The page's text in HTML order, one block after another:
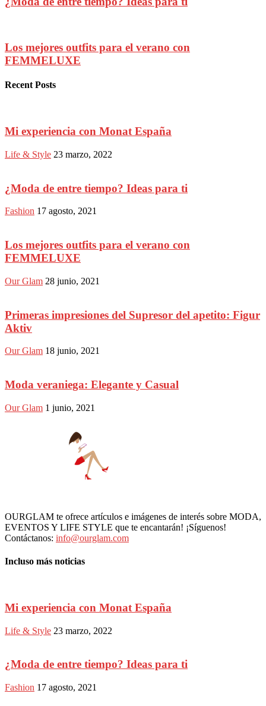
Los mejores outfits para el verano con
FEMMELUXE
Recent Posts
Mi experiencia con Monat España
Life & Style 23 marzo, 2022
¿Moda de entre tiempo? Ideas para ti
Fashion 17 agosto, 2021
Los mejores outfits para el verano con
FEMMELUXE
Our Glam 28 junio, 2021
Primeras impresiones del Supresor del apetito: Figur
Aktiv
Our Glam 18 junio, 2021
Moda veraniega: Elegante y Casual
Our Glam 1 junio, 2021
OURGLAM te ofrece artículos e imágenes de interés sobre MODA,
EVENTOS Y LIFE STYLE que te encantarán! ¡Síguenos!
Contáctanos: info@ourglam.com
Incluso más noticias
Mi experiencia con Monat España
Life & Style 23 marzo, 2022
¿Moda de entre tiempo? Ideas para ti
Fashion 17 agosto, 2021